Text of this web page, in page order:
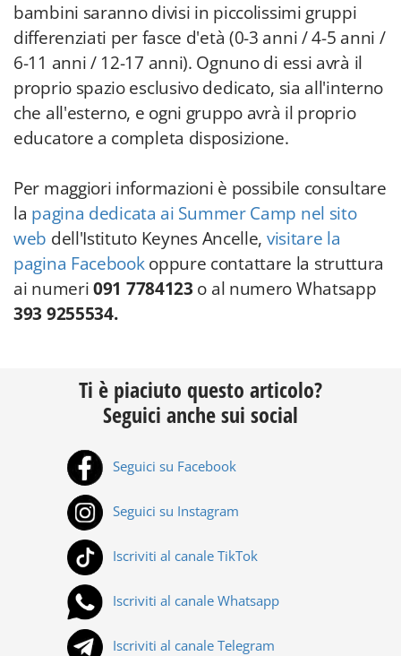
bambini saranno divisi in piccolissimi gruppi
differenziati per fasce d'età (0-3 anni / 4-5 anni /
6-11 anni / 12-17 anni). Ognuno di essi avrà il
proprio spazio esclusivo dedicato, sia all'interno
che all'esterno, e ogni gruppo avrà il proprio
educatore a completa disposizione.
Per maggiori informazioni è possibile consultare
la pagina dedicata ai Summer Camp nel sito
web dell'Istituto Keynes Ancelle, visitare la
pagina Facebookoppure contattare la struttura
ai numeri091 7784123 o al numero Whatsapp
393 9255534.
Ti è piaciuto questo articolo?
Seguici anche sui social
Seguici su Facebook
Seguici su Instagram
Iscriviti al canale TikTok
Iscriviti al canale Whatsapp
Iscriviti al canale Telegram